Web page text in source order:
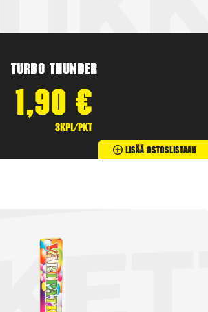
Turbo Thunder
1,90 €
3kpl/pkt
Lisää Ostoslistaan